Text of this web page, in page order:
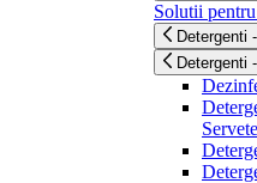
Solutii
Detergenti
Detergenti